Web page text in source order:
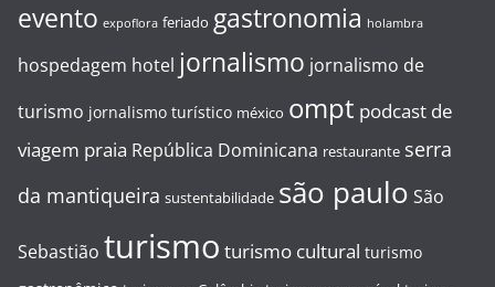
evento expoflora feriado gastronomia holambra
hospedagem hotel jornalismo jornalismo de
turismo jornalismo turístico méxico ompt podcast de
viagem praia República Dominicana restaurante serra
da mantiqueira sustentabilidade são paulo São
Sebastião turismo turismo cultural turismo